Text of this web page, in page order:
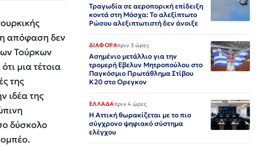
απόφαση δεν
Τούρκων
μια τέτοια
της
ιδέα της
δύσκολο
Τραγωδία σε αεροπορική επίδειξη
κοντά στη Μόσχα: Το αλεξίπτωτο
Ρώσου αλεξιπτωτιστή δεν άνοιξε
ΔΙΑΦΟΡΑπριν 3 ώρες
Ασημένιο μετάλλιο για την
τρομερή Εβελυν Μητροπούλου στο
Παγκόσμιο Πρωτάθλημα Στίβου
Κ20 στο Ορεγκον
ΕΛΛΑΔΑπριν 4 ώρες
Η Αττική θωρακίζεται με το πιο
σύγχρονο ψηφιακό σύστημα
ελέγχου